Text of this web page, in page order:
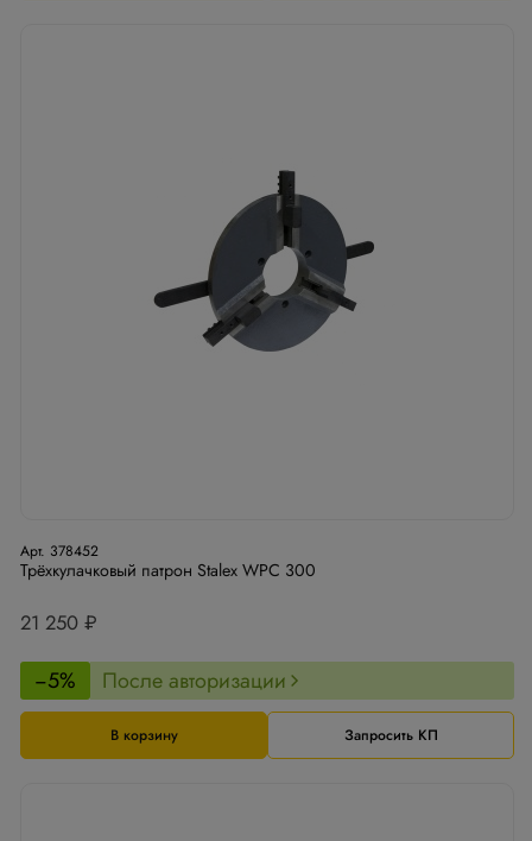
Арт. 378452
Трёхкулачковый патрон Stalex WPС 300
21 250 ₽
−5% После авторизации
В корзину Запросить КП